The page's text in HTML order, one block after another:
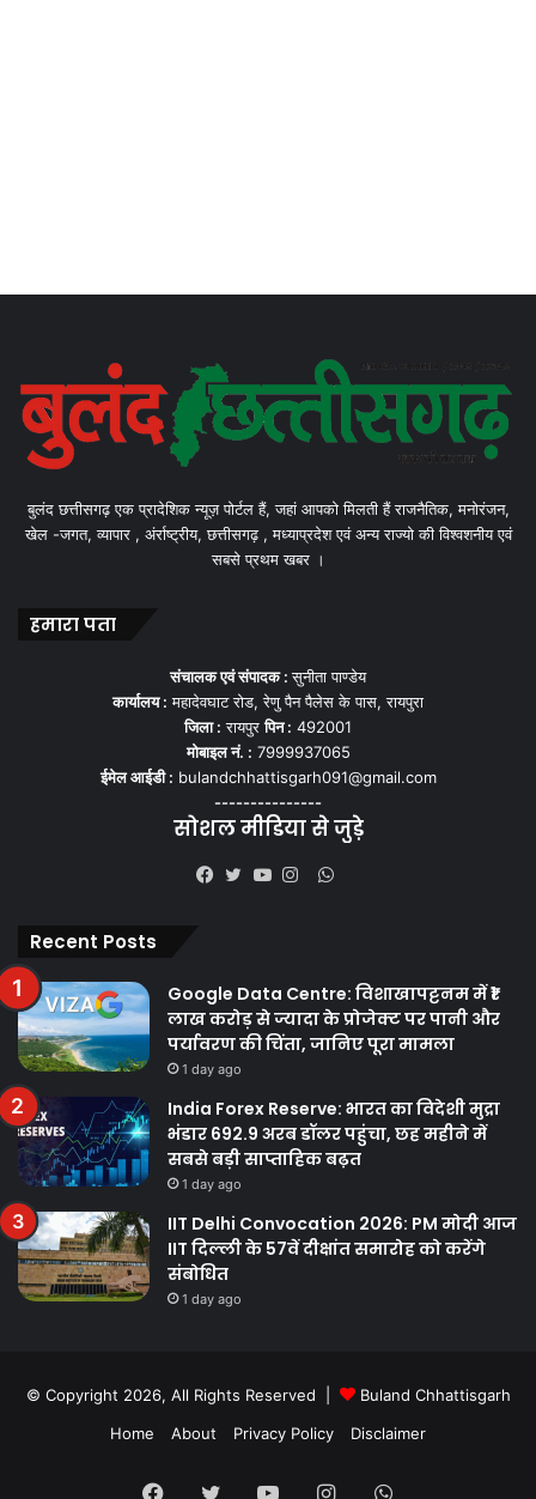
बुलंद छत्तीसगढ़ एक प्रादेशिक न्यूज़ पोर्टल हैं, जहां आपको मिलती हैं राजनैतिक, मनोरंजन,
खेल -जगत, व्यापार , अंर्राष्ट्रीय, छत्तीसगढ़ , मध्याप्रदेश एवं अन्य राज्यो की विश्वशनीय एवं
सबसे प्रथम खबर ।
हमारा पता
संचालक एवं संपादक :सुनीता पाण्डेय
कार्यालय : महादेवघाट रोड, रेणु पैन पैलेस के पास, रायपुरा
जिला : रायपुरपिन : 492001
मोबाइल नं. : 7999937065
ईमेल आईडी : bulandchhattisgarh091@gmail.com
---------------
सोशल मीडिया से जुड़े
WhatsApp
Recent Posts
Google Data Centre: विशाखापट्टनम में ₹1
लाख करोड़ से ज्यादा के प्रोजेक्ट पर पानी और
पर्यावरण की चिंता, जानिए पूरा मामला
1 day ago
India Forex Reserve: भारत का विदेशी मुद्रा
भंडार 692.9 अरब डॉलर पहुंचा, छह महीने में
सबसे बड़ी साप्ताहिक बढ़त
1 day ago
IIT Delhi Convocation 2026: PM मोदी आज
IIT दिल्ली के 57वें दीक्षांत समारोह को करेंगे
संबोधित
1 day ago
© Copyright 2026, All Rights Reserved |
Buland Chhattisgarh
Home
About Privacy Policy Disclaimer
Facebook
Twitter YouTubeInstagramWhatsApp